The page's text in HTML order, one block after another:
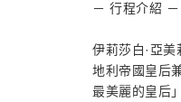
－ 行程介紹 －
伊莉莎白·亞
地利帝國皇后
最美麗的皇后